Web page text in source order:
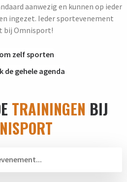
aanwezig en kunnen op ieder
ingezet. Ieder sportevenement
bij Omnisport!
zelf sporten
de gehele agenda
TRAININGEN BIJ